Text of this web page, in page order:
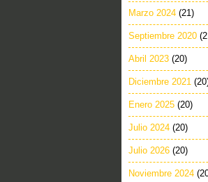
Marzo 2024 (21)
Septiembre 2020
Abril 2023 (20)
Diciembre 2021
Enero 2025 (20)
Julio 2024 (20)
Julio 2026 (20)
Noviembre 2024